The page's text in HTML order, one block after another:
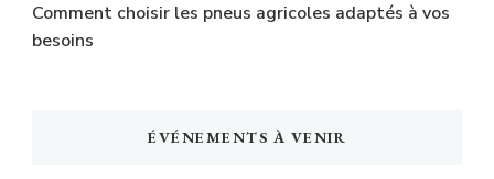
Comment choisir les pneus agricoles adaptés à vos
besoins
ÉVÉNEMENTS À VENIR